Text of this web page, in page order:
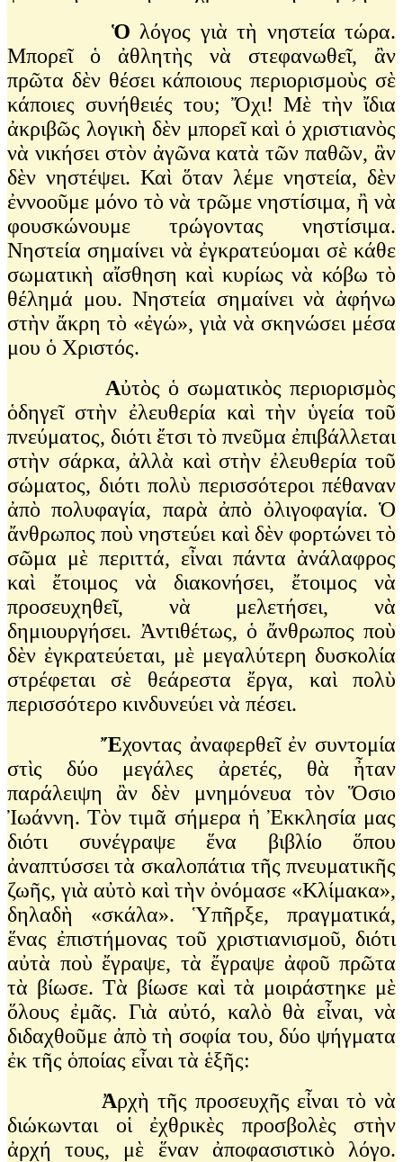
Ὁ λόγος γιὰ τὴ νηστεία τώρα.
Μπορεῖ ὁ ἀθλητὴς νὰ στεφανωθεῖ, ἂν
πρῶτα δὲν θέσει κάποιους περιορισμοὺς σὲ
κάποιες συνήθειές του; Ὄχι! Μὲ τὴν ἴδια
ἀκριβῶς λογικὴ δὲν μπορεῖ καὶ ὁ χριστιανὸς
νὰ νικήσει στὸν ἀγῶνα κατὰ τῶν παθῶν, ἂν
δὲν νηστέψει. Καὶ ὅταν λέμε νηστεία, δὲν
ἐννοοῦμε μόνο τὸ νὰ τρῶμε νηστίσιμα, ἢ νὰ
φουσκώνουμε τρώγοντας νηστίσιμα.
Νηστεία σημαίνει νὰ ἐγκρατεύομαι σὲ κάθε
σωματικὴ αἴσθηση καὶ κυρίως νὰ κόβω τὸ
θέλημά μου. Νηστεία σημαίνει νὰ ἀφήνω
στὴν ἄκρη τὸ «ἐγώ», γιὰ νὰ σκηνώσει μέσα
μου ὁ Χριστός.
Αὐτὸς ὁ σωματικὸς περιορισμὸς
ὁδηγεῖ στὴν ἐλευθερία καὶ τὴν ὑγεία τοῦ
πνεύματος, διότι ἔτσι τὸ πνεῦμα ἐπιβάλλεται
στὴν σάρκα, ἀλλὰ καὶ στὴν ἐλευθερία τοῦ
σώματος, διότι πολὺ περισσότεροι πέθαναν
ἀπὸ πολυφαγία, παρὰ ἀπὸ ὀλιγοφαγία. Ὁ
ἄνθρωπος ποὺ νηστεύει καὶ δὲν φορτώνει τὸ
σῶμα μὲ περιττά, εἶναι πάντα ἀνάλαφρος
καὶ ἔτοιμος νὰ διακονήσει, ἔτοιμος νὰ
προσευχηθεῖ, νὰ μελετήσει, νὰ
δημιουργήσει. Ἀντιθέτως, ὁ ἄνθρωπος ποὺ
δὲν ἐγκρατεύεται, μὲ μεγαλύτερη δυσκολία
στρέφεται σὲ θεάρεστα ἔργα, καὶ πολὺ
περισσότερο κινδυνεύει νὰ πέσει.
Ἔχοντας ἀναφερθεῖ ἐν συντομία
στὶς δύο μεγάλες ἀρετές, θὰ ἦταν
παράλειψη ἂν δὲν μνημόνευα τὸν Ὅσιο
Ἰωάννη. Τὸν τιμᾶ σήμερα ἡ Ἐκκλησία μας
διότι συνέγραψε ἕνα βιβλίο ὅπου
ἀναπτύσσει τὰ σκαλοπάτια τῆς πνευματικῆς
ζωῆς, γιὰ αὐτὸ καὶ τὴν ὀνόμασε «Κλίμακα»,
δηλαδὴ «σκάλα». Ὑπῆρξε, πραγματικά,
ἕνας ἐπιστήμονας τοῦ χριστιανισμοῦ, διότι
αὐτὰ ποὺ ἔγραψε, τὰ ἔγραψε ἀφοῦ πρῶτα
τὰ βίωσε. Τὰ βίωσε καὶ τὰ μοιράστηκε μὲ
ὅλους ἐμᾶς. Γιὰ αὐτό, καλὸ θὰ εἶναι, νὰ
διδαχθοῦμε ἀπὸ τὴ σοφία του, δύο ψήγματα
ἐκ τῆς ὁποίας εἶναι τὰ ἑξῆς:
Ἀρχὴ τῆς προσευχῆς εἶναι τὸ νὰ
διώκωνται οἱ ἐχθρικὲς προσβολὲς στὴν
ἀρχή τους, μὲ ἕναν ἀποφασιστικὸ λόγο.